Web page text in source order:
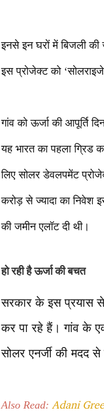
इनसे इन घरों में बिजली
इस प्रोजेक्ट को
गांव को ऊर्जा की आपूर्ति
यह भारत का पहला ग्रिड
लिए सोलर डेवलपमेंट
करोड़ से ज्यादा का निवेश
की जमीन एलॉट दी थी।
हो रही है ऊर्जा की बचत
सरकार के इस प्रयास
कर पा रहे हैं। गांव के
सोलर एनर्जी की मदद
Also Read: Adani